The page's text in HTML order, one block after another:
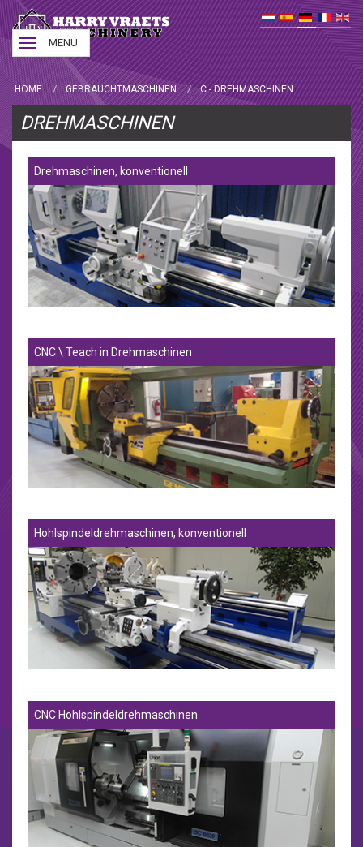
Toggle
navigation
MENU
HOME GEBRAUCHTMASCHINEN C - DREHMASCHINEN
DREHMASCHINEN
Drehmaschinen, konventionell
CNC \ Teach in Drehmaschinen
Hohlspindeldrehmaschinen, konventionell
CNC Hohlspindeldrehmaschinen